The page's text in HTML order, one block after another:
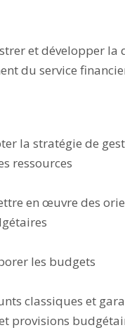
et développer la
du service
la stratégie de
ressources
en œuvre des
les budgets
classiques et
provisions